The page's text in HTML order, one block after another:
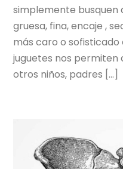
simplemente busquen
gruesa, fina, encaje ,
más caro o sofisticado
juguetes nos
otros niños, padres […]